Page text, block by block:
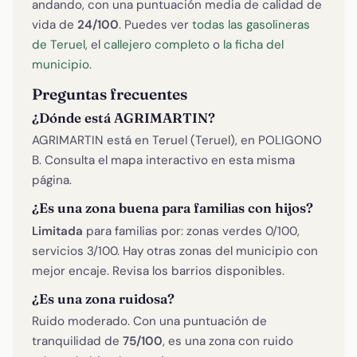
andando, con una puntuación media de calidad de
vida de 24/100. Puedes ver todas las gasolineras
de Teruel, el callejero completo o la ficha del
municipio.
Preguntas frecuentes
¿Dónde está AGRIMARTIN?
AGRIMARTIN está en Teruel (Teruel), en POLIGONO
B. Consulta el mapa interactivo en esta misma
página.
¿Es una zona buena para familias con hijos?
Limitada para familias por: zonas verdes 0/100,
servicios 3/100. Hay otras zonas del municipio con
mejor encaje. Revisa los barrios disponibles.
¿Es una zona ruidosa?
Ruido moderado. Con una puntuación de
tranquilidad de 75/100, es una zona con ruido